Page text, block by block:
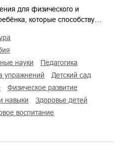
для физического и
которые способству…
науки
педагогика
упражнений
детский сад
физическое развитие
навыки
здоровье детей
воспитание